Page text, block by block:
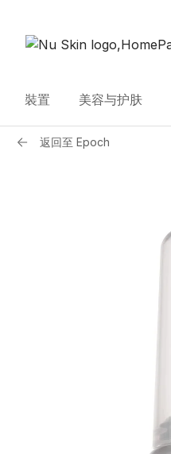
裝置 美容与护肤
返回至 Epoch